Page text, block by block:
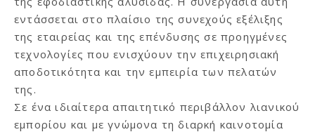
εντάσσεται στο πλαίσιο της συνεχούς εξέλιξης
της εταιρείας και της επένδυσης σε προηγμένες
τεχνολογίες που ενισχύουν την επιχειρησιακή
αποδοτικότητα και την εμπειρία των πελατών
της.
Σε ένα ιδιαίτερα απαιτητικό περιβάλλον λιανικού
εμπορίου και με γνώμονα τη διαρκή καινοτομία